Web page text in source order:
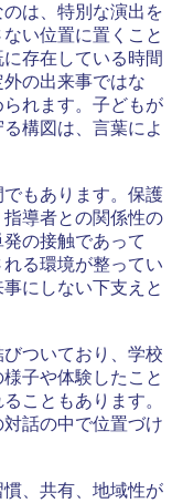
は、特別な演出を
い位置に置くこと
存在している時間
の出来事ではな
れます。子どもが
構図は、言葉によ
もあります。保護
導者との関係性の
の接触であって
る環境が整ってい
にしない下支えと
ついており、学校
子や体験したこと
こともあります。
話の中で位置づけ
、共有、地域性が